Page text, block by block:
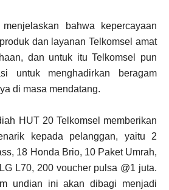
bahwa kepercayaan
dan layanan Telkomsel amat
dan untuk itu Telkomsel pun
untuk menghadirkan beragam
di masa mendatang.
HUT 20 Telkomsel memberikan
kepada pelanggan, yaitu 2
18 Honda Brio, 10 Paket Umrah,
L70, 200 voucher pulsa @1 juta.
undian ini akan dibagi menjadi